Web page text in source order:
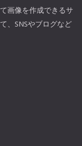
画像を作成できるサ
、SNSやブログなど